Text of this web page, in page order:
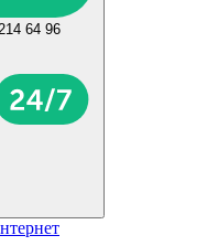
64 96